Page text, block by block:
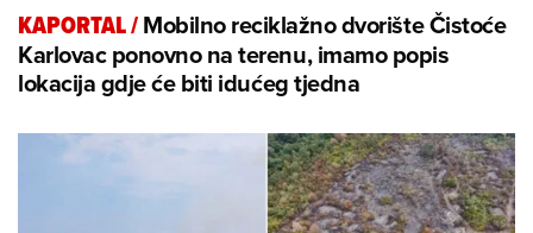
KAPORTAL/Mobilno reciklažno dvorište Čistoće
Karlovac ponovno na terenu, imamo popis
lokacija gdje će biti idućeg tjedna